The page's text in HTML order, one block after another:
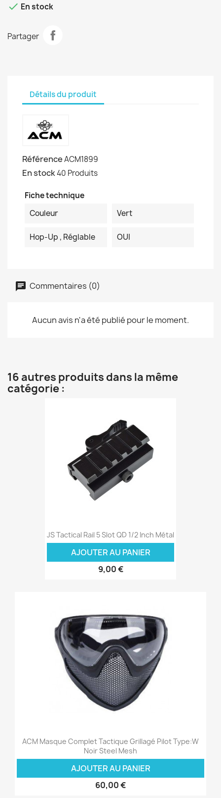
 En stock
Partager
Détails du produit
RéférenceACM1899
En stock40 Produits
Fiche technique
Couleur
Vert
Hop-Up , Réglable OUI
Commentaires (0)
Aucun avis n'a été publié pour le moment.
16 autres produits dans la même
catégorie :
JS Tactical Rail 5 Slot QD 1/2 Inch Métal
AJOUTER AU PANIER
9,00 €
ACM Masque Complet Tactique Grillagé Pilot Type:W
Noir Steel Mesh
AJOUTER AU PANIER
60,00 €